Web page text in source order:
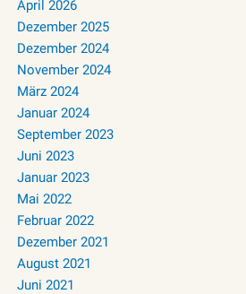
April 2026
Dezember 2025
Dezember 2024
November 2024
März 2024
Januar 2024
September 2023
Juni 2023
Januar 2023
Mai 2022
Februar 2022
Dezember 2021
August 2021
Juni 2021